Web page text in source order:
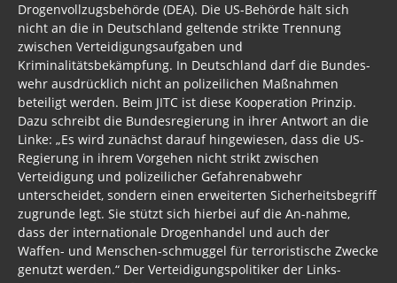
Drogenvollzugsbehörde (DEA). Die US-Behörde hält sich
nicht an die in Deutschland geltende strikte Trennung
zwischen Verteidigungsaufgaben und
Kriminalitätsbekämpfung. In Deutschland darf die Bundes-
wehr ausdrücklich nicht an polizeilichen Maßnahmen
beteiligt werden. Beim JITC ist diese Kooperation Prinzip.
Dazu schreibt die Bundesregierung in ihrer Antwort an die
Linke: „Es wird zunächst darauf hingewiesen, dass die US-
Regierung in ihrem Vorgehen nicht strikt zwischen
Verteidigung und polizeilicher Gefahrenabwehr
unterscheidet, sondern einen erweiterten Sicherheitsbegriff
zugrunde legt. Sie stützt sich hierbei auf die An-nahme,
dass der internationale Drogenhandel und auch der
Waffen- und Menschen-schmuggel für terroristische Zwecke
genutzt werden.“ Der Verteidigungspolitiker der Links-